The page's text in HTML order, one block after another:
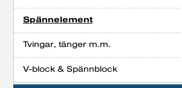
Spännelement
Tvingar, tänger m.m.
V-block & Spännblock